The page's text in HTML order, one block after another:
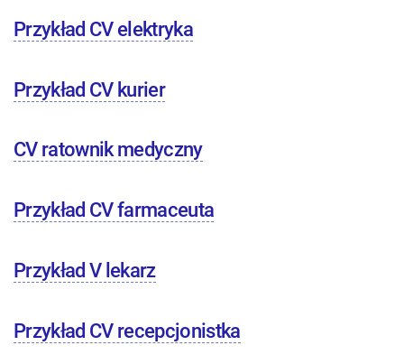
Przykład CV elektryka
Przykład CV kurier
CV ratownik medyczny
Przykład CV farmaceuta
Przykład V lekarz
Przykład CV recepcjonistka